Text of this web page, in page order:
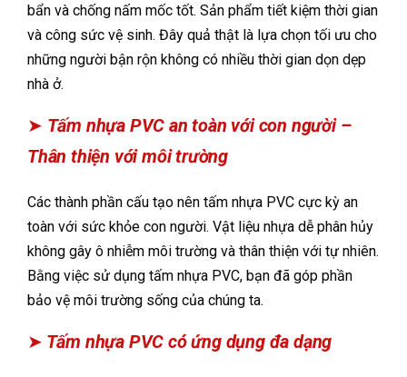
bẩn và chống nấm mốc tốt. Sản phẩm tiết kiệm thời gian
và công sức vệ sinh. Đây quả thật là lựa chọn tối ưu cho
những người bận rộn không có nhiều thời gian dọn dẹp
nhà ở.
➤ Tấm nhựa PVC an toàn với con người –
Thân thiện với môi trường
Các thành phần cấu tạo nên tấm nhựa PVC cực kỳ an
toàn với sức khỏe con người. Vật liệu nhựa dễ phân hủy
không gây ô nhiễm môi trường và thân thiện với tự nhiên.
Bằng việc sử dụng tấm nhựa PVC, bạn đã góp phần
bảo vệ môi trường sống của chúng ta.
➤ Tấm nhựa PVC có ứng dụng đa dạng